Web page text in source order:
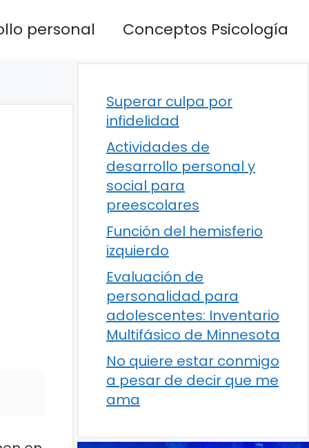
personal Conceptos Psicología
Superar culpa por
infidelidad
Actividades de
desarrollo personal y
social para
preescolares
Función del hemisferio
izquierdo
Evaluación de
personalidad para
adolescentes: Inventario
Multifásico de Minnesota
No quiere estar conmigo
a pesar de decir que me
ama